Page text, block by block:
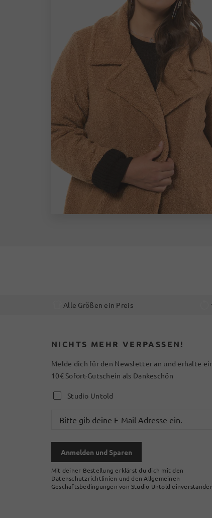
Alle Größen ein Preis
NICHTS MEHR VERPASSEN!
Melde dich für den Newsletter an und erhalte
10€ Sofort-Gutschein als Dankeschön
Studio Untold
Anmelden und Sparen
Mit deiner Bestellung erklärst du dich mit den
Datenschutzrichtlinien und den Allgemeinen
Geschäftsbedingungen von Studio Untold